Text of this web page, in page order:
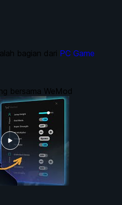
bersama WeMod
bagian dari PC Game